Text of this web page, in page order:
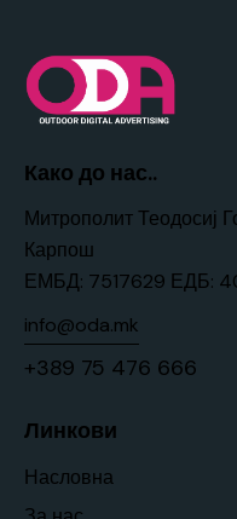
Како до нас..
Митрополит Теодосиј
Карпош
ЕМБД: 7517629 ЕДБ:
info@oda.mk
+389 75 476 666
Линкови
Насловна